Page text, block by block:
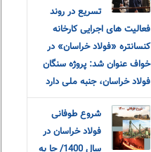
تسریع در روند
فعالیت های اجرایی کارخانه
کنسانتره «فولاد خراسان» در
خواف عنوان شد: پروژه سنگان
فولاد خراسان، جنبه ملی دارد
شروع طوفانی
فولاد خراسان در